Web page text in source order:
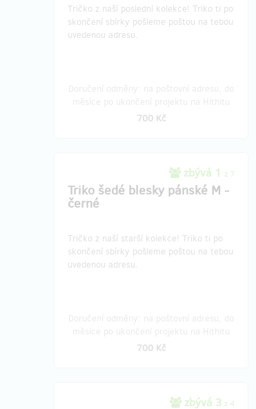
Tričko z naší poslední kolekce!​ Triko ti po
skončení sbírky pošleme poštou na tebou
uvedenou adresu.
700 Kč
zbývá 1 z 7
Triko šedé blesky pánské M -
černé
​​​​​Tričko z naší starší kolekce!​ Triko ti po
skončení sbírky pošleme poštou na tebou
uvedenou adresu.
700 Kč
zbývá 3 z 4